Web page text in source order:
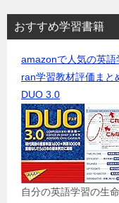
おすすめ学習書籍
amazonで人気の英語
ran学習教材評価まと
DUO 3.0
自分の英語学習の生